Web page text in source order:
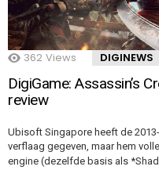
362 Views DIGINEWS
DigiGame: Assassin’s
review
Ubisoft Singapore heeft de
verflaag gegeven, maar hem
engine (dezelfde basis als